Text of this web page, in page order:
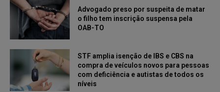
Advogado preso por suspeita de matar
o filho tem inscrição suspensa pela
OAB-TO
STF amplia isenção de IBS e CBS na
compra de veículos novos para pessoas
com deficiência e autistas de todos os
níveis